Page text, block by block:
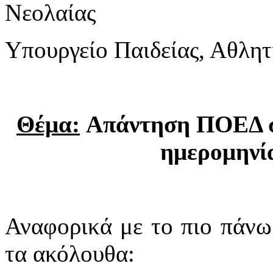
Νεολαίας
Υπουργείο Παιδείας,
Θέμα: Απάντηση ΠΟΕΔ
Αναφορικά με το πιο
τα ακόλουθα: